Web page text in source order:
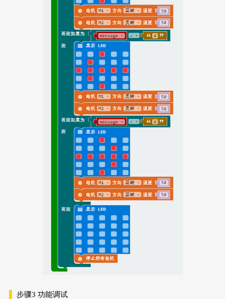
步骤3 功能调试